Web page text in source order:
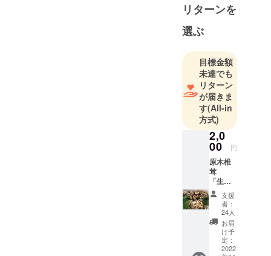
動を行う中
で、太陽光
発電設備下
を利用した
営農型発電
設備（ソー
ラーシェア
リング）を
活用し、原
木椎茸栽培
をはじめた
会社です。
「津山サン
シャイン〜
原木椎茸パ
ネル下暮ら
し〜」と名
づけ、肉厚
で風味の強
リターンを
選ぶ
目標金額
未達でも
リターン
が届きま
す(All-in
方式)
2,0
00 円
原木椎
茸
「生」
５００g
内容
量：約
１２
個〜２
０個
（サイ
支援
者：
24人
お届
け予
定：
2022